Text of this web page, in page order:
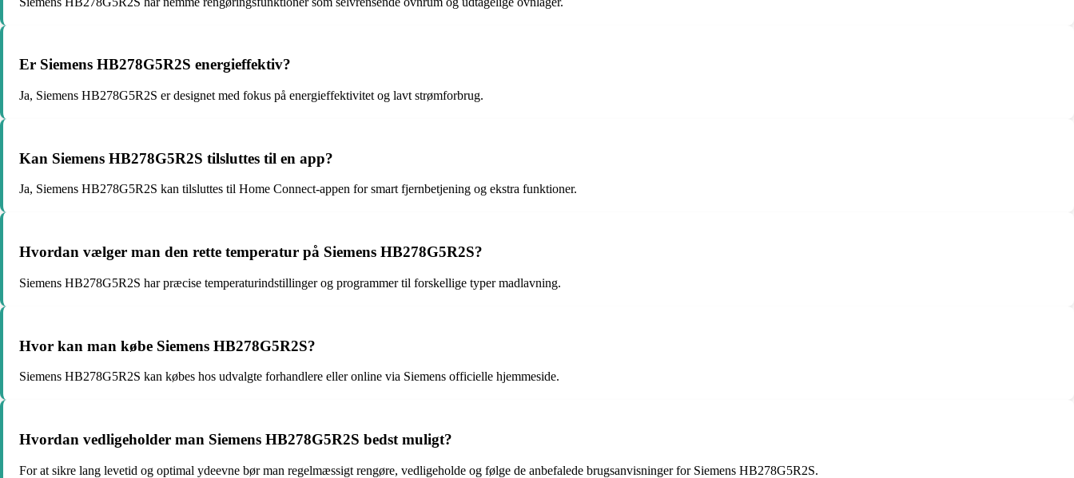
Er Siemens HB278G5R2S energieffektiv?
Ja, Siemens HB278G5R2S er designet med fokus på energieffektivitet og lavt strømforbrug.
Kan Siemens HB278G5R2S tilsluttes til en app?
Ja, Siemens HB278G5R2S kan tilsluttes til Home Connect-appen for smart fjernbetjening og ekstra funktioner.
Hvordan vælger man den rette temperatur på Siemens HB278G5R2S?
Siemens HB278G5R2S har præcise temperaturindstillinger og programmer til forskellige typer madlavning.
Hvor kan man købe Siemens HB278G5R2S?
Siemens HB278G5R2S kan købes hos udvalgte forhandlere eller online via Siemens officielle hjemmeside.
Hvordan vedligeholder man Siemens HB278G5R2S bedst muligt?
For at sikre lang levetid og optimal ydeevne bør man regelmæssigt rengøre, vedligeholde og følge de anbefalede brugsanvisninger for Siemens HB278G5R2S.